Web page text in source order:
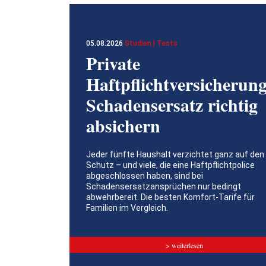
05.08.2026 Studien | Tests
Private
Schadensersatz richtig
absichern
Jeder fünfte Haushalt verzichtet ganz auf den
Schutz – und viele, die eine Haftpflichtpolice
abgeschlossen haben, sind bei
Schadensersatzansprüchen nur bedingt
abwehrbereit. Die besten Komfort-Tarife für
Familien im Vergleich.
> weiterlesen